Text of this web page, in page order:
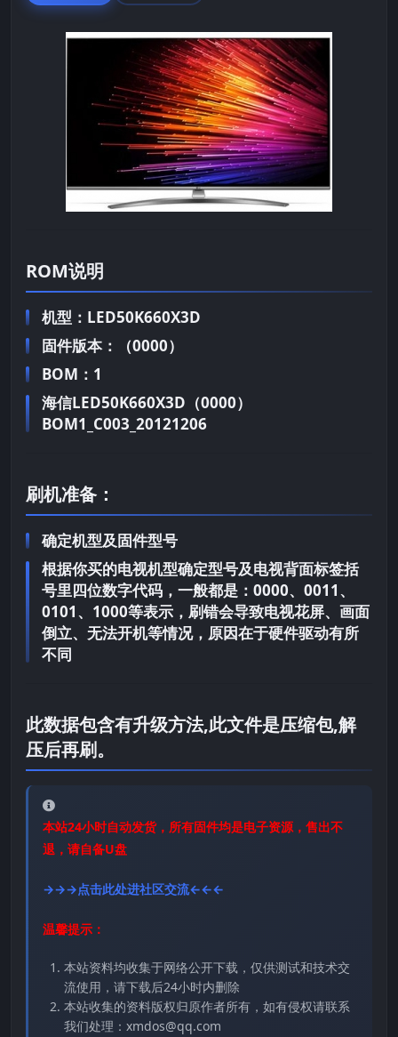
ROM说明
机型：LED50K660X3D
固件版本：（0000）
BOM：1
海信LED50K660X3D（0000）
BOM1_C003_20121206
刷机准备：
确定机型及固件型号
根据你买的电视机型确定型号及电视背面标签括
号里四位数字代码，一般都是：0000、0011、
0101、1000等表示，刷错会导致电视花屏、画面
倒立、无法开机等情况，原因在于硬件驱动有所
不同
此数据包含有升级方法,此文件是压缩包,解
压后再刷。
本站24小时自动发货，所有固件均是电子资源，售出不
退，请自备U盘
→→→点击此处进社区交流←←←
温馨提示：
本站资料均收集于网络公开下载，仅供测试和技术交
流使用，请下载后24小时内删除
本站收集的资料版权归原作者所有，如有侵权请联系
我们处理：xmdos@qq.com